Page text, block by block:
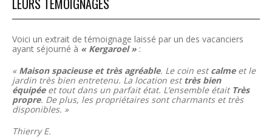
LEURS TÉMOIGNAGES
Voici un extrait de témoignage laissé par un des vacanciers
ayant séjourné à « Kergaroel » :
« Maison spacieuse et très agréable. Le coin estcalmeet le
jardin très bien entretenu. La location esttrès bien
équipéeet tout dans un parfait état. L’ensemble était Très
propre. De plus, les propriétaires sont charmants et très
disponibles. »
Thierry E.